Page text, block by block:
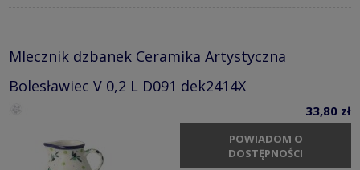
Mlecznik dzbanek Ceramika Artystyczna
Bolesławiec V 0,2 L D091 dek2414X
33,80 zł
POWIADOM O
DOSTĘPNOŚCI